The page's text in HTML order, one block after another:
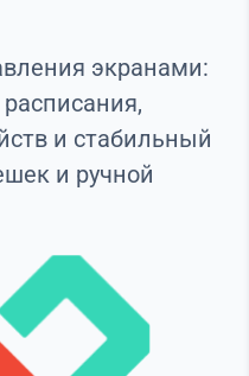
экранами:
и стабильный
и ручной